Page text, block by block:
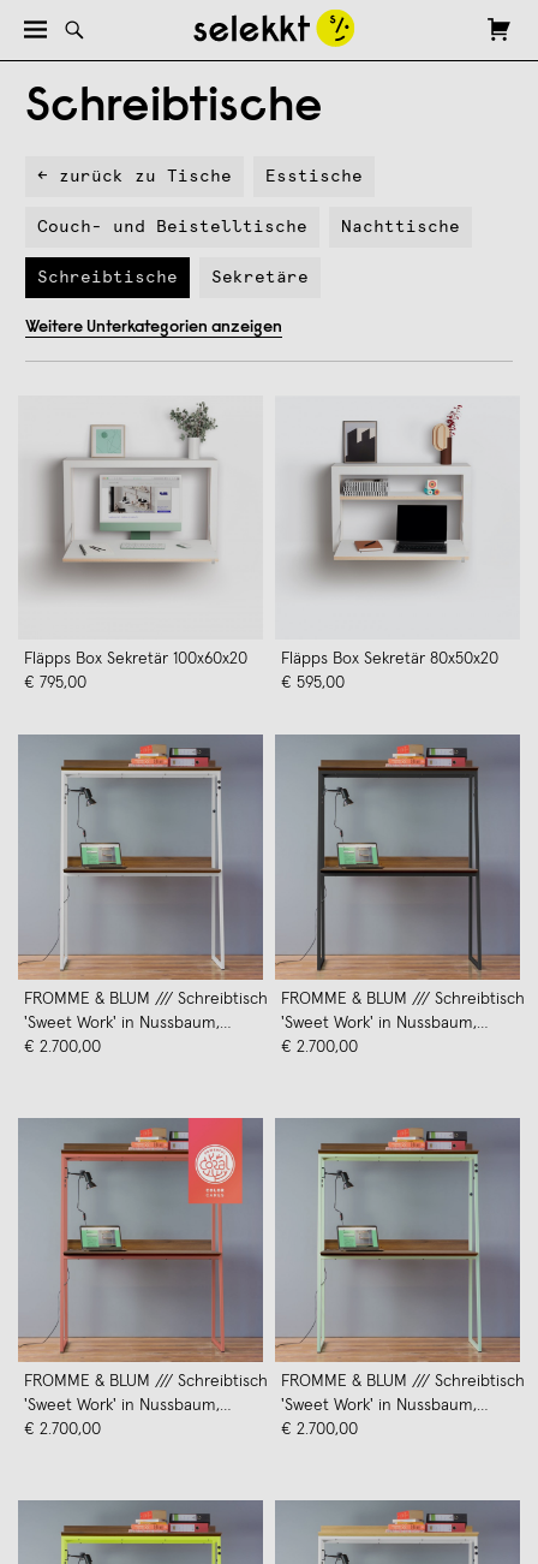
Schreibtische
← zurück zu Tische Esstische
Couch- und Beistelltische Nachttische
Schreibtische Sekretäre
Weitere Unterkategorien anzeigen
Fläpps Box Sekretär 100x60x20
€ 795,00
Fläpps Box Sekretär 80x50x20
€ 595,00
FROMME & BLUM /// Schreibtisch
'Sweet Work' in Nussbaum,
Schneeweiß
€ 2.700,00
FROMME & BLUM /// Schreibtisch
'Sweet Work' in Nussbaum,
Rabenschwarz
€ 2.700,00
FROMME & BLUM /// Schreibtisch
'Sweet Work' in Nussbaum,
Morgenrot
€ 2.700,00
FROMME & BLUM /// Schreibtisch
'Sweet Work' in Nussbaum,
Eisgrün
€ 2.700,00